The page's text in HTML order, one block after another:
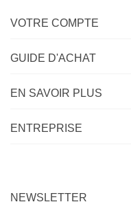
VOTRE COMPTE
GUIDE D'ACHAT
EN SAVOIR PLUS
ENTREPRISE
NEWSLETTER